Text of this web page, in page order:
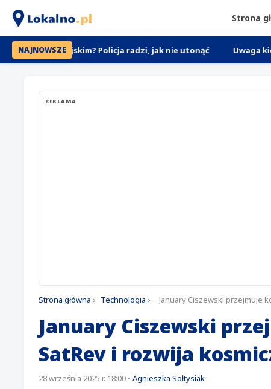
Strona
NAJNOWSZEPolicja radzi, jak nie utonąć Uwaga kierowcy w
REKLAMA
Strona główna › Technologia › January Ciszewski przejmuje
January Ciszewski
SatRev i rozwija
28 września 2025 r. 18:00 • Agnieszka Sołtysiak